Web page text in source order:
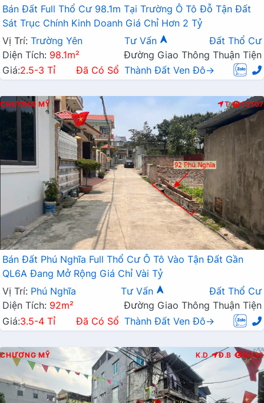
Bán Đất Full Thổ Cư 98.1m Tại Trường Ô Tô Đỗ Tận Đất
Sát Trục Chính Kinh Doanh Giá Chỉ Hơn 2 Tỷ
Vị Trí: Trường Yên Tư Vấn
Đất Thổ Cư
Diện Tích: 98.1m²
Đường Giao Thông Thuận Tiện
Giá:2.5-3 Tỉ Đã Có Sổ Thành Đất Ven Đô→
CHƯƠNG MỸ T 13107
Bán Đất Phú Nghĩa Full Thổ Cư Ô Tô Vào Tận Đất Gần
QL6A Đang Mở Rộng Giá Chỉ Vài Tỷ
Vị Trí: Phú Nghĩa Tư Vấn
Đất Thổ Cư
Diện Tích: 92m²
Đường Giao Thông Thuận Tiện
Giá:3.5-4 Tỉ Đã Có Sổ Thành Đất Ven Đô→
CHƯƠNG MỸ K.D Đ.B 5039